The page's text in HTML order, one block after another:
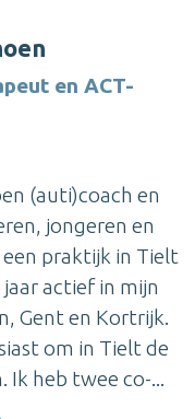
en ACT-
(auti)coach en
jongeren en
praktijk in Tielt
actief in mijn
Gent en Kortrijk.
om in Tielt de
heb twee co-...